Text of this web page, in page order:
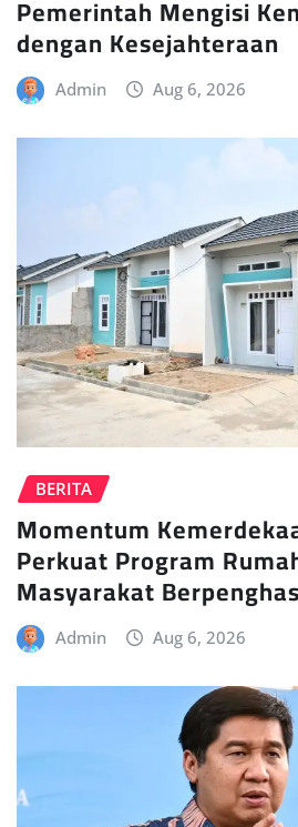
Pemerintah Mengisi
dengan Kesejahteraan
Admin Aug 6, 2026
BERITA
Momentum
Perkuat Program
Masyarakat
Admin Aug 6, 2026